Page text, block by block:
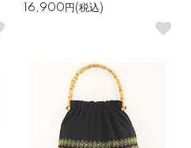
16,900円(税込)